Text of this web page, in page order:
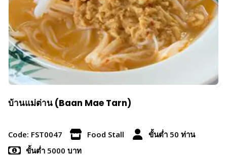
บ้านแม่ต่าน (Baan Mae Tarn)
Code: FST0047 Food Stall
ขั้นต่ำ 50 ท่าน
ขั้นต่ำ 5000 บาท